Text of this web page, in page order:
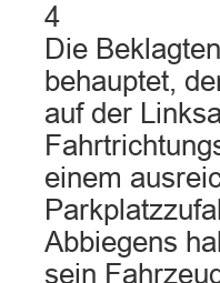
4
Die
behauptet,
auf der
einem
Abbiegens
sein